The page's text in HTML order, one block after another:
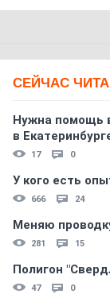
СЕЙЧАС
Нужна помощь
в
17 0
У кого есть
666 24
Меняю
281 15
Полигон
47 0